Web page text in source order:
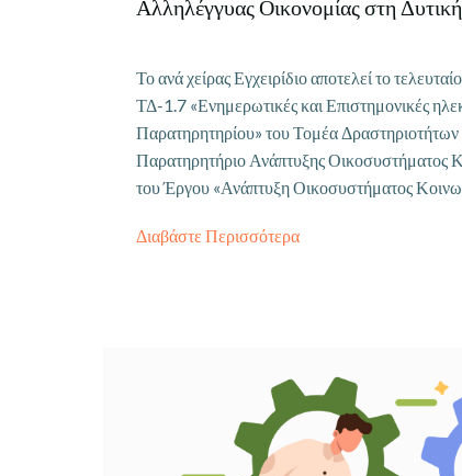
Αλληλέγγυας Οικονομίας στη
Το ανά χείρας Εγχειρίδιο αποτελεί το
ΤΔ-1.7 «Ενημερωτικές και Επιστημονικές
Παρατηρητηρίου» του Τομέα
Παρατηρητήριο Ανάπτυξης
του Έργου «Ανάπτυξη Οικοσυστήματος
Διαβάστε Περισσότερα